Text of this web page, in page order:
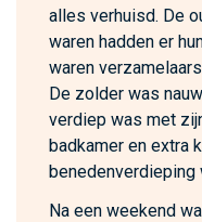
alles verhuisd. De
waren hadden er
waren
De zolder was
verdiep was met
badkamer en extra
benedenverdieping
Na een weekend